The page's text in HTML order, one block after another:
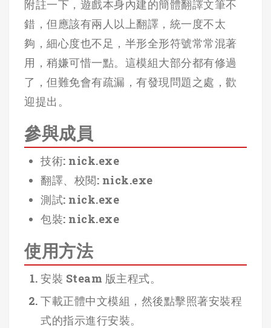
附註一下，遊戲本身內建的簡體翻譯文筆不
錯，但應該有兩人以上翻譯，統一度不太
夠，細心度也不足，半形全形符號常常混著
用，稍嫌可惜一點。這模組大部分都有修過
了，但難免會有疏漏，有發現問題之處，歡
迎提出。
參與成員
技術: nick.exe
翻譯、校閱: nick.exe
測試: nick.exe
包裝: nick.exe
使用方法
安裝 Steam 版主程式。
下載正體中文模組，然後點擊照著安裝程
式的指示進行安裝。